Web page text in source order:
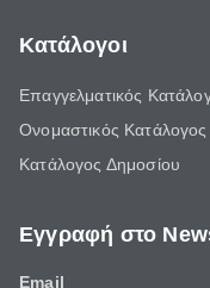
Κατάλογοι
Επαγγελματικός
Ονομαστικός Κατάλογος
Κατάλογος Δημοσίου
Εγγραφή στο
Email